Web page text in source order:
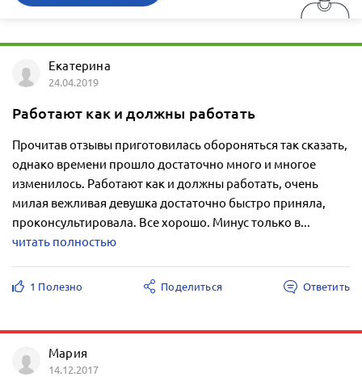
Екатерина
24.04.2019
Работают как и должны работать
Прочитав отзывы приготовилась обороняться так сказать,
однако времени прошло достаточно много и многое
изменилось. Работают как и должны работать, очень
милая вежливая девушка достаточно быстро приняла,
проконсультировала. Все хорошо. Минус только в...
читать полностью
1 Полезно Поделиться Ответить
Мария
14.12.2017